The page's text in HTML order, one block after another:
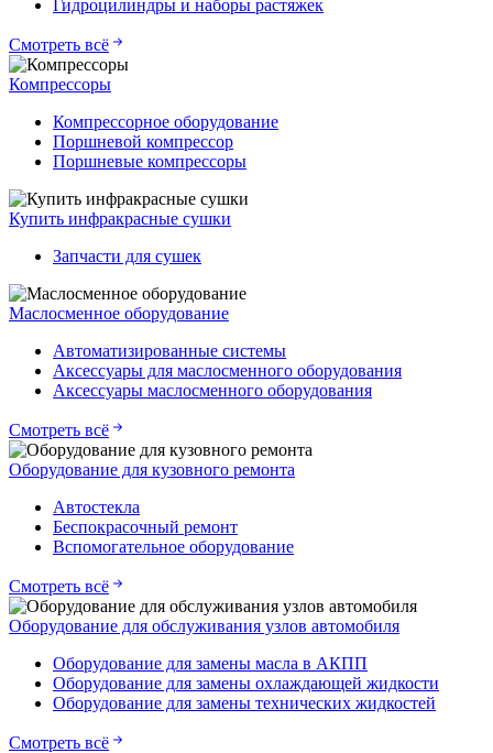
Гидроцилиндры и наборы растяжек
Смотреть всё
Компрессоры
Компрессорное оборудование
Поршневой компрессор
Поршневые компрессоры
Купить инфракрасные сушки
Запчасти для сушек
Маслосменное оборудование
Автоматизированные системы
Аксессуары для маслосменного оборудования
Аксессуары маслосменного оборудования
Смотреть всё
Оборудование для кузовного ремонта
Автостекла
Беспокрасочный ремонт
Вспомогательное оборудование
Смотреть всё
Оборудование для обслуживания узлов автомобиля
Оборудование для замены масла в АКПП
Оборудование для замены охлаждающей жидкости
Оборудование для замены технических жидкостей
Смотреть всё